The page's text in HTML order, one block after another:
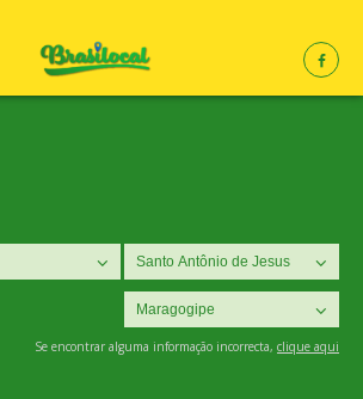
Se encontrar alguma informação incorrecta, clique aqui